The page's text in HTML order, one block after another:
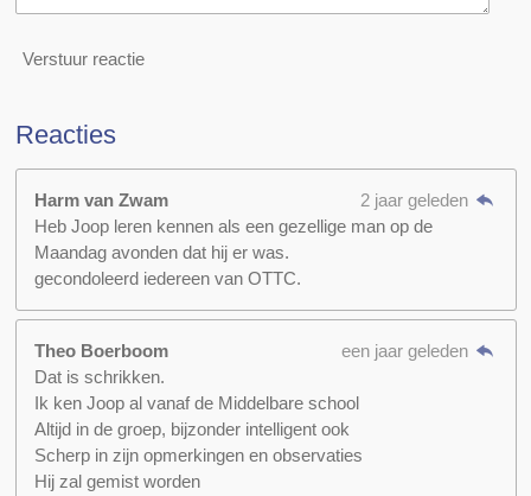
Verstuur reactie
Reacties
Harm van Zwam
2 jaar geleden
Heb Joop leren kennen als een gezellige man op de
Maandag avonden dat hij er was.
gecondoleerd iedereen van OTTC.
Theo Boerboom
een jaar geleden
Dat is schrikken.
Ik ken Joop al vanaf de Middelbare school
Altijd in de groep, bijzonder intelligent ook
Scherp in zijn opmerkingen en observaties
Hij zal gemist worden